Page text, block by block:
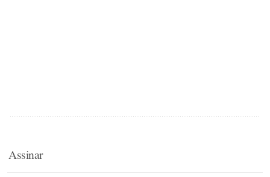
Assinar